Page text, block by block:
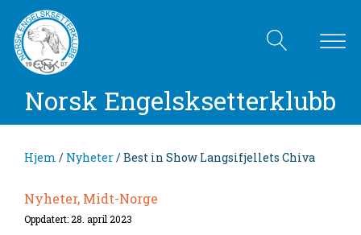
Norsk Engelsksetterklubb
Hjem / Nyheter/ Best in Show Langsifjellets Chiva
Nyheter, Midt-Norge
Oppdatert: 28. april 2023